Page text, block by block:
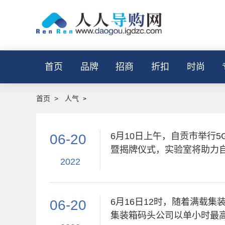
首页 品牌 招商 折扣 时尚
首页 > 人气 >
06-20
2022
6月10日上午，自贡市举行
暨揭牌仪式，实验室将助力
06-20
6月16日12时，随着满载集
集装箱码头公司以单小时最